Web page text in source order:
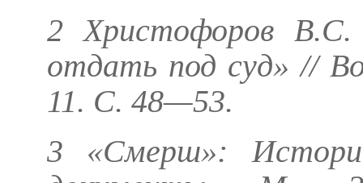
2Христофоров В.С.
отдать под суд» //
11. С. 48—53.
3 «Смерш»: